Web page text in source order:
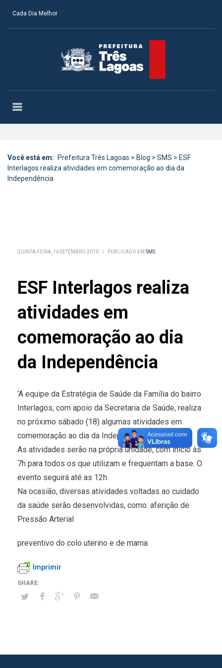
Cada Dia Melhor
Você está em: Prefeitura Três Lagoas > Blog > SMS > ESF
Interlagos realiza atividades em comemoração ao dia da
Independência
QUINTA-FEIRA, 16 SETEMBRO 2010 / PUBLICADO EM SMS
ESF Interlagos realiza
atividades em
comemoração ao dia
da Independência
‘A equipe da Estratégia de Saúde da Família do bairro
Interlagos, com apoio da Secretaria de Saúde, realiza
no próximo sábado (18) algumas atividades em
comemoração ao dia da Independência.
As atividades serão na própria unidade, com início às
7h para todos os que utilizam e frequentam a base. O
evento seguirá até as 12h.
Na ocasião, diversas atividades voltadas ao cuidado
da saúde serão desenvolvidas, como: aferição de
Pressão Arterial
preventivo do colo uterino e de mama
Imprimir